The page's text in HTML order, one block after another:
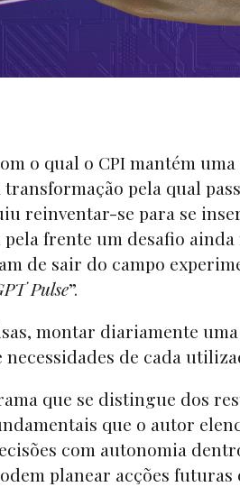
o qual o CPI mantém uma
pela qual
reinventar-se para se
frente um desafio ainda
de sair do campo
Pulse”.
montar diariamente uma
de cada
que se distingue dos
que o autor
com autonomia
planear acções futuras